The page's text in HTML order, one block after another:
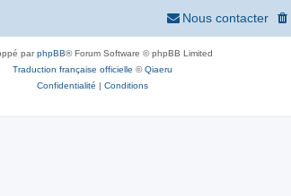
Nous contacter
parphpBB® Forum Software © phpBB Limited
Traduction française officielle ©Qiaeru
Confidentialité | Conditions